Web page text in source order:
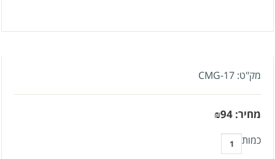
מק"ט: CMG-17
מחיר: ₪94
כמות